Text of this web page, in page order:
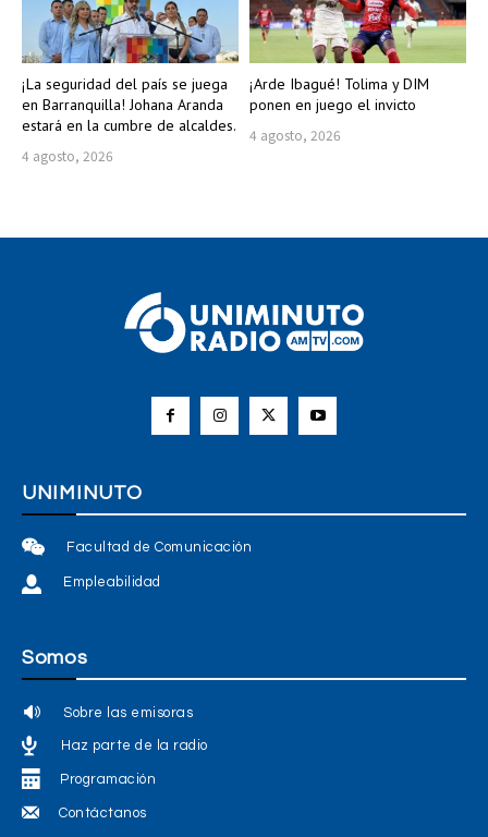
¡La seguridad del país se juega
en Barranquilla! Johana Aranda
estará en la cumbre de alcaldes.
4 agosto, 2026
¡Arde Ibagué! Tolima y DIM
ponen en juego el invicto
4 agosto, 2026
UNIMINUTO
Facultad de Comunicación
Empleabilidad
Somos
Sobre las emisoras
Haz parte de la radio
Programación
Contáctanos